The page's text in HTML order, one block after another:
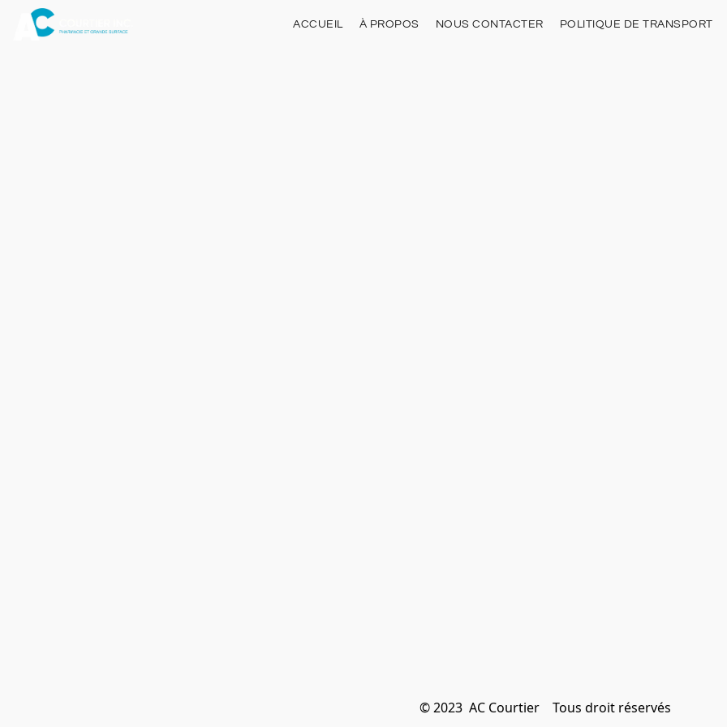
ACCUEIL À PROPOS NOUS CONTACTER POLITIQUE DE TRANSPORT
© 2023  AC Courtier    Tous droit réservés